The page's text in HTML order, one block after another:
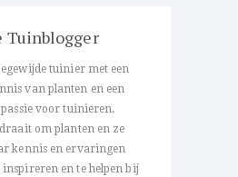
Tuinblogger
tuinier met een
van planten en een
voor tuinieren.
om planten en ze
kennis en ervaringen
inspireren en te helpen bij